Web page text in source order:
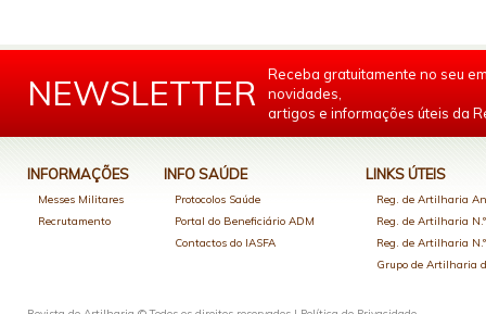
NEWSLETTER
Receba gratuitamente no seu
novidades,
artigos e informações úteis da
INFORMAÇÕES
Messes Militares
Recrutamento
INFO SAÚDE
Protocolos Saúde
Portal do Beneficiário ADM
Contactos do IASFA
LINKS ÚTEIS
Reg. de Artilharia
Reg. de Artilharia
Reg. de Artilharia
Grupo de Artilharia